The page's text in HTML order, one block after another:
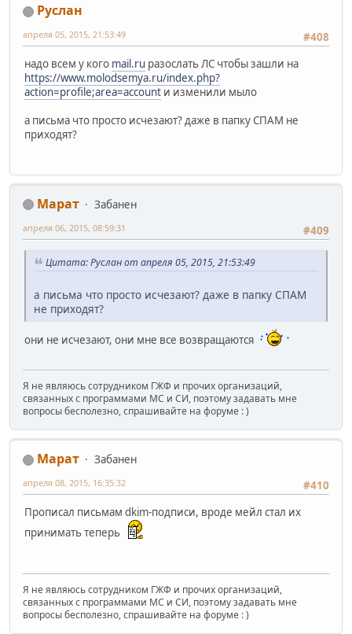
Pуслан
#408
апреля 05, 2015, 21:53:49
надо всем у кого mail.ru разослать ЛС чтобы зашли на
https://www.molodsemya.ru/index.php?
action=profile;area=account и изменили мыло
а письма что просто исчезают? даже в папку СПАМ не
приходят?
Марат
Забанен
#409
апреля 06, 2015, 08:59:31
Цитата: Pуслан от апреля 05, 2015, 21:53:49
а письма что просто исчезают? даже в папку СПАМ
не приходят?
они не исчезают, они мне все возвращаются
Я не являюсь сотрудником ГЖФ и прочих организаций,
связанных с программами МС и СИ, поэтому задавать мне
вопросы бесполезно, спрашивайте на форуме : )
Марат
Забанен
#410
апреля 08, 2015, 16:35:32
Прописал письмам dkim-подписи, вроде мейл стал их
принимать теперь
Я не являюсь сотрудником ГЖФ и прочих организаций,
связанных с программами МС и СИ, поэтому задавать мне
вопросы бесполезно, спрашивайте на форуме : )